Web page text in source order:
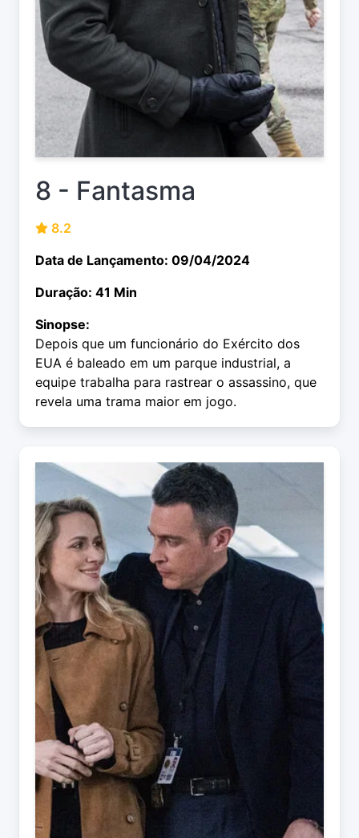
8 - Fantasma
8.2
Data de Lançamento: 09/04/2024
Duração: 41 Min
Sinopse:
Depois que um funcionário do Exército dos
EUA é baleado em um parque industrial, a
equipe trabalha para rastrear o assassino, que
revela uma trama maior em jogo.